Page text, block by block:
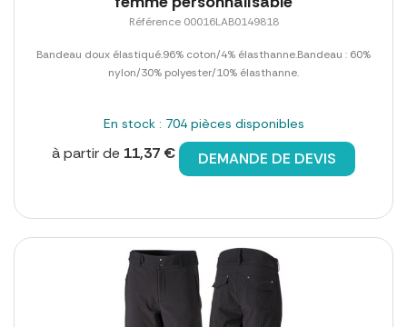
Référence 00016LAB0149818
Bandeau doux élastiqué.96% coton/4% élasthanne.Bandeau : 60%
nylon/30% polyester/10% élasthanne.
En stock : 704 pièces disponibles
à partir de 11,37 € DEMANDE DE DEVIS